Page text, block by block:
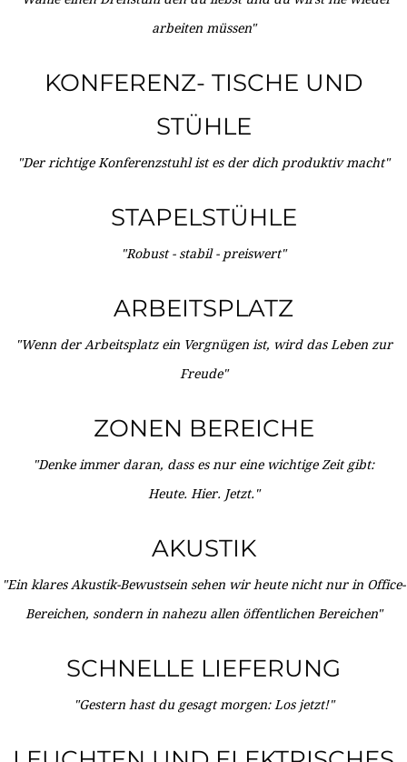
arbeiten müssen"
KONFERENZ- TISCHE UND
STÜHLE
"Der richtige Konferenzstuhl ist es der dich produktiv macht"
STAPELSTÜHLE
"Robust - stabil - preiswert"
ARBEITSPLATZ
"Wenn der Arbeitsplatz ein Vergnügen ist, wird das Leben zur
Freude"
ZONEN BEREICHE
"Denke immer daran, dass es nur eine wichtige Zeit gibt:
Heute. Hier. Jetzt."
AKUSTIK
"Ein klares Akustik-Bewustsein sehen wir heute nicht nur in Office-
Bereichen, sondern in nahezu allen öffentlichen Bereichen"
SCHNELLE LIEFERUNG
"Gestern hast du gesagt morgen: Los jetzt!"